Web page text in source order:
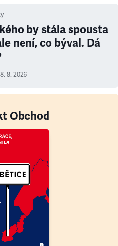
by stála spousta
není, co býval. Dá
8. 8. 2026
Obchod